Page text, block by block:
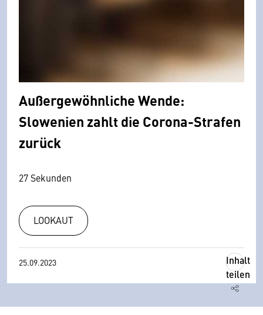
Außergewöhnliche Wende:
Slowenien zahlt die Corona-Strafen
zurück
27 Sekunden
LOOKAUT
25.09.2023
Inhalt
teilen